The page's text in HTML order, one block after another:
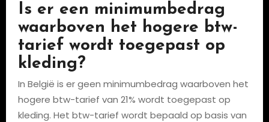
Is er een minimumbedrag
waarboven het hogere btw-
tarief wordt toegepast op
kleding?
In België is er geen minimumbedrag waarboven het
hogere btw-tarief van 21% wordt toegepast op
kleding. Het btw-tarief wordt bepaald op basis van